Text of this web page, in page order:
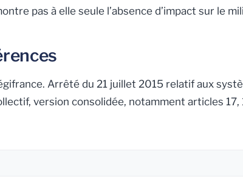
pas à elle seule l’absence d’impact sur le
Arrêté du 21 juillet 2015 relatif aux
version consolidée, notamment articles 17,